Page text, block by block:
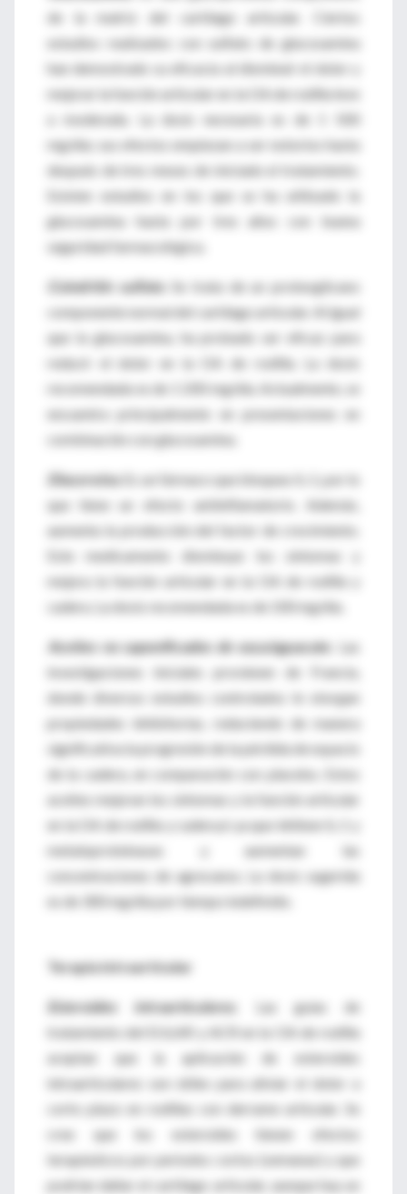
de la matriz del cartílago articular. Ciertos
estudios realizados con sulfato de glucosamina
han demostrado su eficacia al disminuir el dolor y
mejorar la función articular en la OA de rodilla leve
a moderada. La dosis necesaria es de 1 500
mg/día; sus efectos empiezan a ser notorios hasta
después de tres meses de iniciado el tratamiento.
Existen estudios en los que se ha utilizado la
glucosamina hasta por tres años con buena
seguridad farmacológica.
Coindritín sulfato. Se trata de un proteoglicano
componente normal del cartílago articular. Al igual
que la glucosamina, ha probado ser eficaz para
reducir el dolor en la OA de rodilla. La dosis
recomendada es de 1 200 mg/día. Actualmente, se
encuentra principalmente en presentaciones en
combinación con glucosamina.
Diacereína. Es un fármaco que bloquea IL-1, por lo
que tiene un efecto antiinflamatorio. Además,
aumenta la producción del factor de crecimiento.
Este medicamento disminuye los síntomas y
mejora la función articular en la OA de rodilla y
cadera. La dosis recomendada es de 100 mg/día.
Aceites no saponificados de soya/aguacate
Las
investigaciones iniciales provienen de Francia,
donde diversos estudios controlados le otorgan
propiedades inhibitorias, reduciendo de manera
significativa la progresión de la pérdida de espacio
de la cadera, en comparación con placebo. Estos
aceites mejoran los síntomas y la función articular
en la OA de rodilla y cadera,6 ya que inhiben IL-1 y
metaloproteinasas y aumentan las
concentraciones de agrecanos. La dosis sugerida
es de 300 mg/día por tiempo indefinido.
Terapia intraarticular
Esteroides intraarticulares
Las guías de
tratamiento del EULAR y ACR en la OA de rodilla
aceptan que la aplicación de esteroides
intraarticulares son útiles para aliviar el dolor a
corto plazo en rodillas con derrame articular. Se
cree que los esteroides tienen efectos
terapéuticos por periodos cortos (semanas) y que
podrían dañar el cartílago articular, aunque hay un